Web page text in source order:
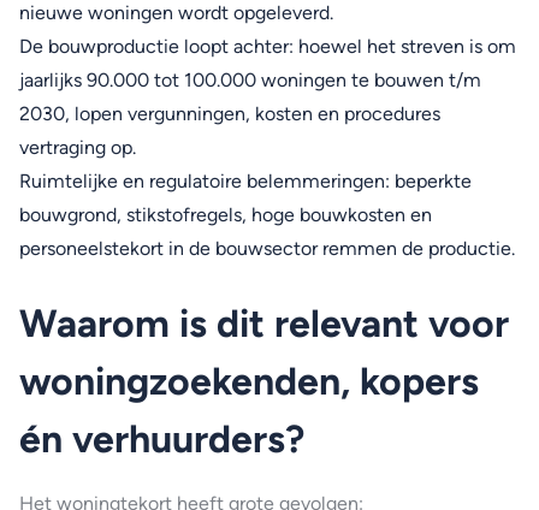
nieuwe woningen wordt opgeleverd.
De bouwproductie loopt achter: hoewel het streven is om
jaarlijks 90.000 tot 100.000 woningen te bouwen t/m
2030, lopen vergunningen, kosten en procedures
vertraging op.
Ruimtelijke en regulatoire belemmeringen: beperkte
bouwgrond, stikstofregels, hoge bouwkosten en
personeelstekort in de bouwsector remmen de productie.
Waarom is dit relevant voor
woningzoekenden, kopers
én verhuurders?
Het woningtekort heeft grote gevolgen: